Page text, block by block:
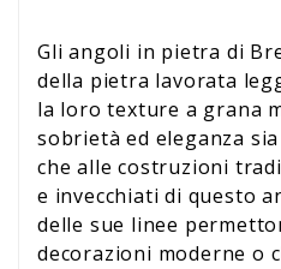
Gli angoli in pietra di
della pietra lavorata
la loro texture a grana
sobrietà ed eleganza
che alle costruzioni
e invecchiati di questo
delle sue linee
decorazioni moderne o